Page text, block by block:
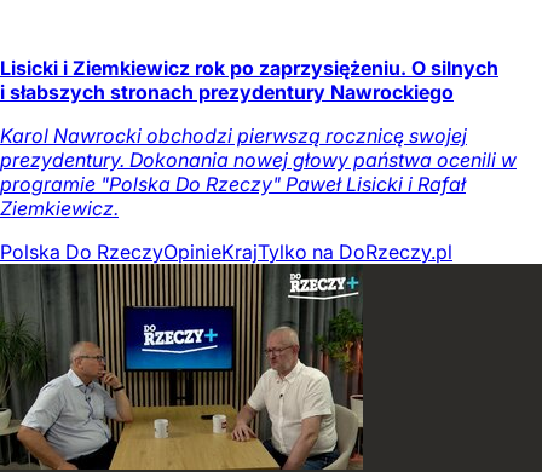
Lisicki i Ziemkiewicz rok po zaprzysiężeniu. O silnych
i słabszych stronach prezydentury Nawrockiego
Karol Nawrocki obchodzi pierwszą rocznicę swojej
prezydentury. Dokonania nowej głowy państwa ocenili w
programie "Polska Do Rzeczy" Paweł Lisicki i Rafał
Ziemkiewicz.
Polska Do RzeczyOpinieKrajTylko na DoRzeczy.pl